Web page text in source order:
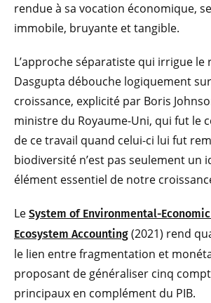
rendue à sa vocation économique,
immobile, bruyante et tangible.
L’approche séparatiste qui irrigue
Dasgupta débouche logiquement
croissance, explicité par Boris
ministre du Royaume-Uni, qui fut le
de ce travail quand celui-ci lui fut
biodiversité n’est pas seulement un
élément essentiel de notre
Le System of Environmental-
Ecosystem Accounting (2021) rend
le lien entre fragmentation et
proposant de généraliser cinq
principaux en complément du PIB.